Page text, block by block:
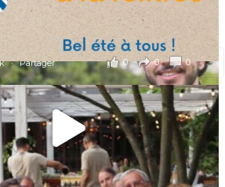
0 0 0
· Partager
Genève 🚀
dernier, 14 Alumni vivant / travaillant
partagé un moment convivial de
d'échanges !